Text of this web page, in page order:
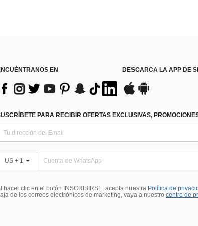
EN DESCARCA LA APP DE
PARA RECIBIR OFERTAS EXCLUSIVAS,
US + 1
hacer clic en el botón INSCRIBIRSE, acepta nuestra Política de
de los correos electrónicos de marketing, vaya a nuestro centro de